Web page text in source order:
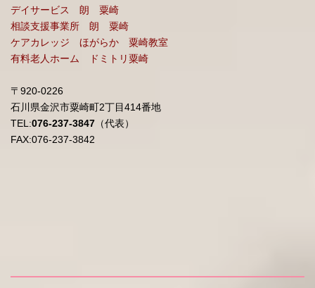
デイサービス 朗 粟崎
相談支援事業所 朗 粟崎
ケアカレッジ ほがらか 粟崎教室
有料老人ホーム ドミトリ粟崎
〒920-0226
石川県金沢市粟崎町2丁目414番地
TEL:076-237-3847 （代表）
FAX:076-237-3842